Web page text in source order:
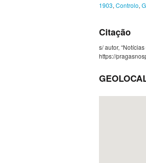
1903, Controlo,
Citação
s/ autor,
https://